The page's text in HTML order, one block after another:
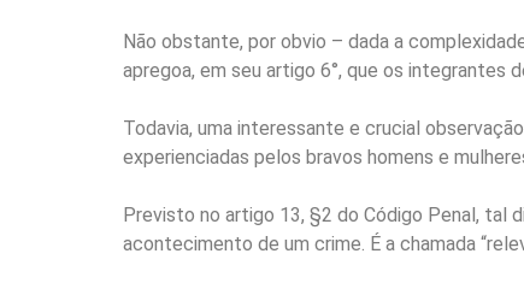
Não obstante, por obvio – dada a
apregoa, em seu artigo 6°, que os integrantes
Todavia, uma interessante e crucial
experienciadas pelos bravos homens e
Previsto no artigo 13, §2 do Código Penal, tal
acontecimento de um crime. É a chamada